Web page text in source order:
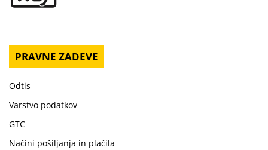
PRAVNE ZADEVE
Odtis
Varstvo podatkov
GTC
Načini pošiljanja in plačila